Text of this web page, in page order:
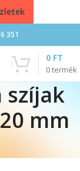
351
0termék
0 FT
mm